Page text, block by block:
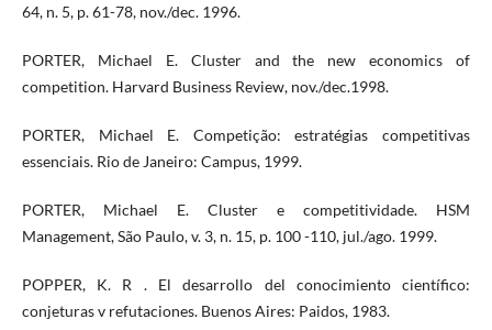
64, n. 5, p. 61-78, nov./dec. 1996.
PORTER, Michael E. Cluster and the new economics of
competition. Harvard Business Review, nov./dec.1998.
PORTER, Michael E. Competição: estratégias competitivas
essenciais. Rio de Janeiro: Campus, 1999.
PORTER, Michael E. Cluster e competitividade. HSM
Management, São Paulo, v. 3, n. 15, p. 100 -110, jul./ago. 1999.
POPPER, K. R . El desarrollo del conocimiento científico:
conjeturas v refutaciones. Buenos Aires: Paidos, 1983.